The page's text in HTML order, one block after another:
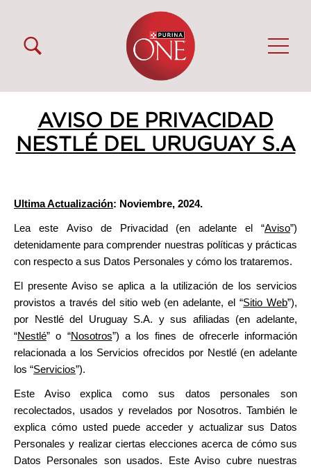
Menú Secundario Purina One
Menú Principal Purina One
AVISO DE PRIVACIDAD
NESTLÉ DEL URUGUAY S.A
Ultima Actualización: Noviembre, 2024.
Lea este Aviso de Privacidad (en adelante el “Aviso”)
detenidamente para comprender nuestras políticas y prácticas
con respecto a sus Datos Personales y cómo los trataremos.
El presente Aviso se aplica a la utilización de los servicios
provistos a través del sitio web (en adelante, el “Sitio Web”),
por Nestlé del Uruguay S.A. y sus afiliadas (en adelante,
“Nestlé” o “Nosotros”) a los fines de ofrecerle información
relacionada a los Servicios ofrecidos por Nestlé (en adelante
los “Servicios”).
Este Aviso explica como sus datos personales son
recolectados, usados y revelados por Nosotros. También le
explica cómo usted puede acceder y actualizar sus Datos
Personales y realizar ciertas elecciones acerca de cómo sus
Datos Personales son usados. Este Aviso cubre nuestras